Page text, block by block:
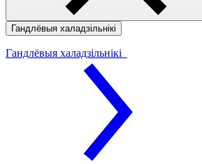
Гандлёвыя халадзільнікі
Гандлёвыя халадзільнікі